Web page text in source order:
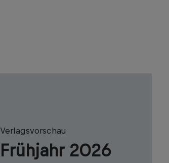
Verlagsvorschau
Frühjahr 2026